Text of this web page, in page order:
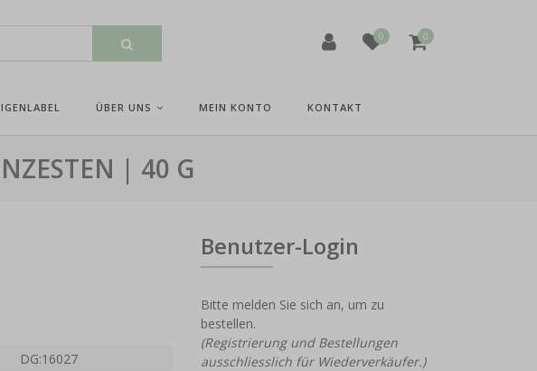
0 0
ÜBER UNS MEIN KONTO KONTAKT
| 40 G
DG:16027
Benutzer-Login
Bitte melden Sie sich an, um zu
bestellen.
(Registrierung und Bestellungen
ausschliesslich für Wiederverkäufer.)